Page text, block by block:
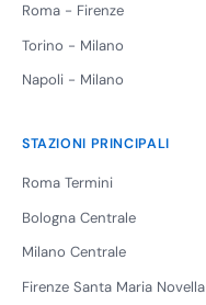
Roma - Firenze
Torino - Milano
Napoli - Milano
STAZIONI PRINCIPALI
Roma Termini
Bologna Centrale
Milano Centrale
Firenze Santa Maria Novella